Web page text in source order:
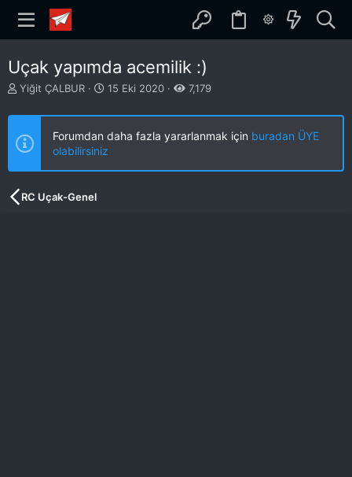
Uçak yapımda acemilik :)
K
n
u
u
b
a
Yiğit ÇALBUR
B
ş
a
n
g
15 Eki 2020 7,179
Forumdan daha fazla yararlanmak için buradan ÜYE
olabilirsiniz
RC Uçak-Genel